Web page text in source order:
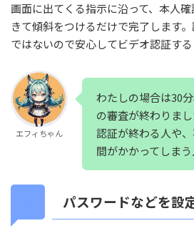
画面に出てくる指示に沿って、本人
きて傾斜をつけるだけで完了します
ではないので安心してビデオ認証する
エフィちゃん
わたしの場合は30
の審査が終わりま
認証が終わる人や
間がかかってしまう
パスワードなどを設